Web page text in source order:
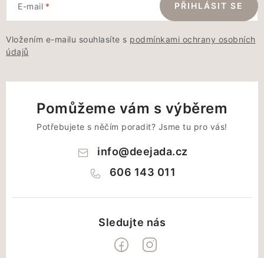
E-mail
Vložením e-mailu souhlasíte s podmínkami ochrany osobních
údajů
PŘIHLÁSIT SE
Pomůžeme vám s výběrem
Potřebujete s něčím poradit? Jsme tu pro vás!
info@deejada.cz
606 143 011